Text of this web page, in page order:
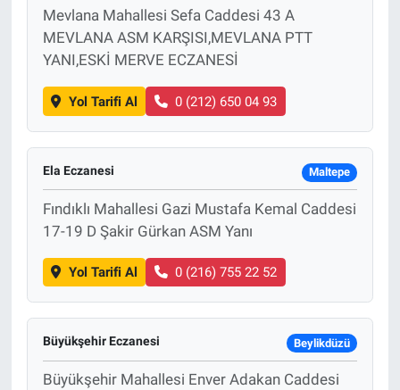
Mevlana Mahallesi Sefa Caddesi 43 A
MEVLANA ASM KARŞISI,MEVLANA PTT
YANI,ESKİ MERVE ECZANESİ
Yol Tarifi Al 0 (212) 650 04 93
Ela Eczanesi Maltepe
Fındıklı Mahallesi Gazi Mustafa Kemal Caddesi
17-19 D Şakir Gürkan ASM Yanı
Yol Tarifi Al 0 (216) 755 22 52
Büyükşehir Eczanesi Beylikdüzü
Büyükşehir Mahallesi Enver Adakan Caddesi